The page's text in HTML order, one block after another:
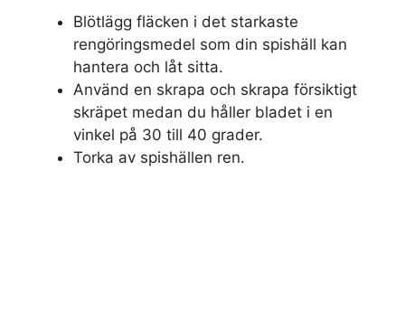
Blötlägg fläcken i det starkaste
rengöringsmedel som din spishäll kan
hantera och låt sitta.
Använd en skrapa och skrapa försiktigt
skräpet medan du håller bladet i en
vinkel på 30 till 40 grader.
Torka av spishällen ren.